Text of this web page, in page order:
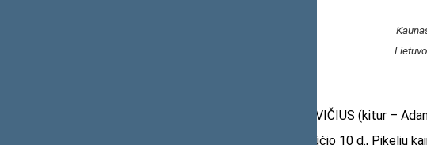
– Pranas ADAMKAVIČIUS (kitur –
– 1883 m. rugpjūčio 10 d., Pikelių